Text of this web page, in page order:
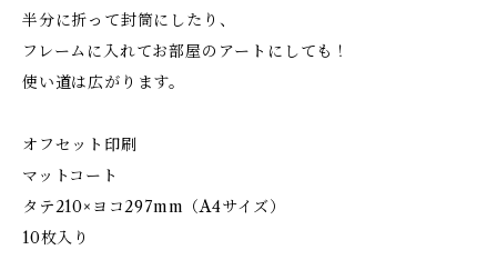
半分に折って封筒にしたり、
フレームに入れてお部屋のアートにしても！
使い道は広がります。
オフセット印刷
マットコート
タテ210×ヨコ297mm（A4サイズ）
10枚入り